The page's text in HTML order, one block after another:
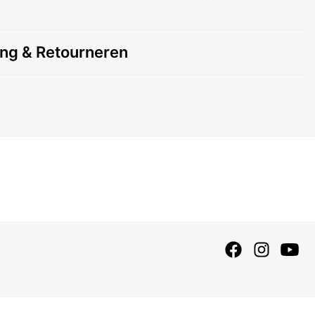
& Retourneren